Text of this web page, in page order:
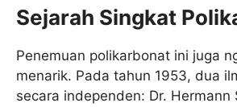
Sejarah Singkat
Penemuan polikarbonat ini juga
menarik. Pada tahun 1953, dua
secara independen: Dr. Hermann